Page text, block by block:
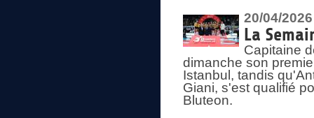
20/04/2026
La
Capitaine
dimanche son
Istanbul, tandis
Giani, s'est qualifié
Bluteon.